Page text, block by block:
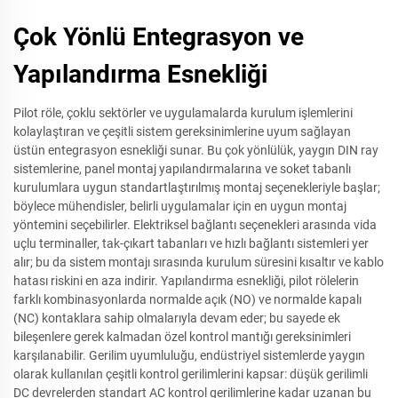
Çok Yönlü Entegrasyon ve
Yapılandırma Esnekliği
Pilot röle, çoklu sektörler ve uygulamalarda kurulum işlemlerini
kolaylaştıran ve çeşitli sistem gereksinimlerine uyum sağlayan
üstün entegrasyon esnekliği sunar. Bu çok yönlülük, yaygın DIN ray
sistemlerine, panel montaj yapılandırmalarına ve soket tabanlı
kurulumlara uygun standartlaştırılmış montaj seçenekleriyle başlar;
böylece mühendisler, belirli uygulamalar için en uygun montaj
yöntemini seçebilirler. Elektriksel bağlantı seçenekleri arasında vida
uçlu terminaller, tak-çıkart tabanları ve hızlı bağlantı sistemleri yer
alır; bu da sistem montajı sırasında kurulum süresini kısaltır ve kablo
hatası riskini en aza indirir. Yapılandırma esnekliği, pilot rölelerin
farklı kombinasyonlarda normalde açık (NO) ve normalde kapalı
(NC) kontaklara sahip olmalarıyla devam eder; bu sayede ek
bileşenlere gerek kalmadan özel kontrol mantığı gereksinimleri
karşılanabilir. Gerilim uyumluluğu, endüstriyel sistemlerde yaygın
olarak kullanılan çeşitli kontrol gerilimlerini kapsar: düşük gerilimli
DC devrelerden standart AC kontrol gerilimlerine kadar uzanan bu